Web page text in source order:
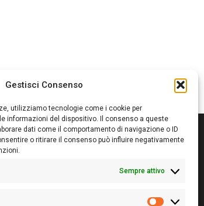
Gestisci Consenso
utilizziamo tecnologie come i cookie per
informazioni del dispositivo. Il consenso a queste
dati come il comportamento di navigazione o ID
o ritirare il consenso può influire negativamente
Sempre attivo
Cirronis Ditta individuale